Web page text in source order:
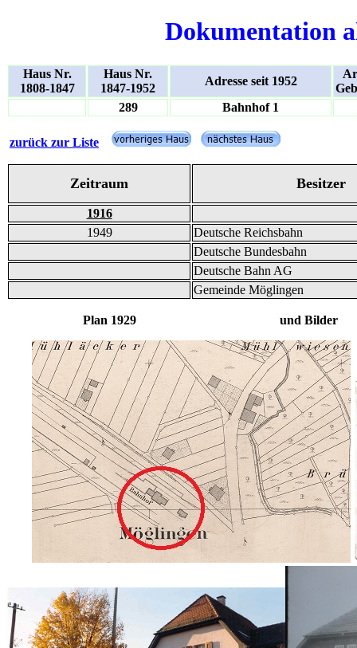
Dokumentation
Haus Nr.
1808-1847
Haus Nr.
1847-1952
Adresse seit 1952
289
Bahnhof 1
zurück zur Liste
Zeitraum Besitzer
1916
1949
Deutsche Reichsbahn
Deutsche Bundesbahn
Deutsche Bahn AG
Gemeinde Möglingen
Plan 1929 und Bilder